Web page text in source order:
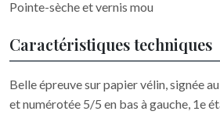
Pointe-sèche et vernis mou
Caractéristiques techniques
Belle épreuve sur papier vélin, signée
et numérotée 5/5 en bas à gauche, 1e